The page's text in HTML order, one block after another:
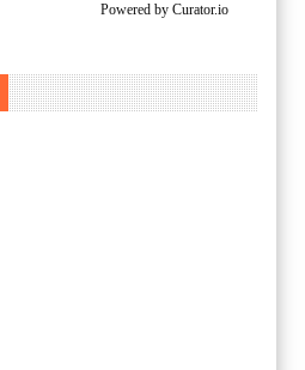
Powered by Curator.io